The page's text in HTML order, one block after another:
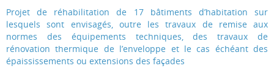
Projet de réhabilitation de 17 bâtiments d’habitation sur
lesquels sont envisagés, outre les travaux de remise aux
normes des équipements techniques, des travaux de
rénovation thermique de l’enveloppe et le cas échéant des
épaississements ou extensions des façades